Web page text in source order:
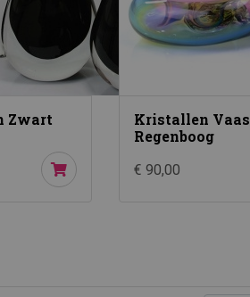
Zwart
Kristallen Vaas
Regenboog
€ 90,00